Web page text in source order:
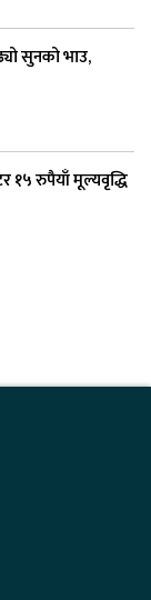
सुनको भाउ,
१५ रुपैयाँ मूल्यवृद्धि